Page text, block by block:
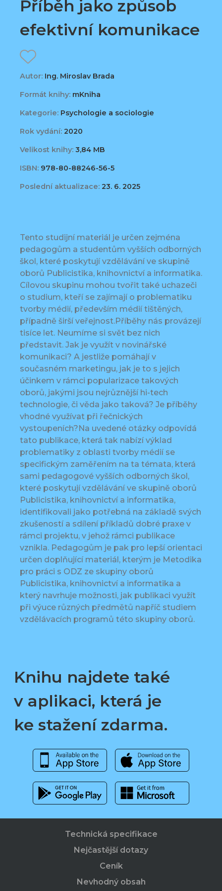
Příběh jako způsob
efektivní komunikace
Autor: Ing. Miroslav Brada
Formát knihy: mKniha
Kategorie: Psychologie a sociologie
Rok vydání: 2020
Velikost knihy: 3,84 MB
ISBN: 978-80-88246-56-5
Poslední aktualizace: 23. 6. 2025
Tento studijní materiál je určen zejména
pedagogům a studentům vyšších odborných
škol, které poskytují vzdělávání ve skupině
oborů Publicistika, knihovnictví a informatika.
Cílovou skupinu mohou tvořit také uchazeči
o studium, kteří se zajímají o problematiku
tvorby médií, především médií tištěných,
případně širší veřejnost.Příběhy nás provázejí
tisíce let. Neumíme si svět bez nich
představit. Jak je využít v novinářské
komunikaci? A jestliže pomáhají v
současném marketingu, jak je to s jejich
účinkem v rámci popularizace takových
oborů, jakými jsou nejrůznější hi-tech
technologie, či věda jako taková? Je příběhy
vhodné využívat při řečnických
vystoupeních?Na uvedené otázky odpovídá
tato publikace, která tak nabízí výklad
problematiky z oblasti tvorby médií se
specifickým zaměřením na ta témata, která
sami pedagogové vyšších odborných škol,
které poskytují vzdělávání ve skupině oborů
Publicistika, knihovnictví a informatika,
identifikovali jako potřebná na základě svých
zkušeností a sdílení příkladů dobré praxe v
rámci projektu, v jehož rámci publikace
vznikla. Pedagogům je pak pro lepší orientaci
určen doplňující materiál, kterým je Metodika
pro práci s ODZ ze skupiny oborů
Publicistika, knihovnictví a informatika a
který navrhuje možnosti, jak publikaci využít
při výuce různých předmětů napříč studiem
vzdělávacích programů této skupiny oborů.
Knihu najdete také
v aplikaci, která je
ke stažení zdarma.
Technická specifikace
Nejčastější dotazy
Ceník
Nevhodný obsah